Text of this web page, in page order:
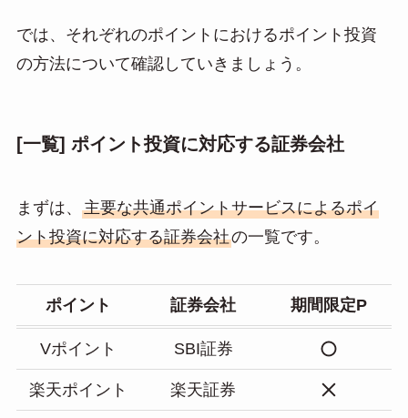
では、それぞれのポイントにおけるポイント投資
の方法について確認していきましょう。
[一覧] ポイント投資に対応する証券会社
まずは、 主要な共通ポイントサービスによるポイ
ント投資に対応する証券会社の一覧です。
ポイント 証券会社 期間限定P
Vポイント SBI証券
楽天ポイント 楽天証券